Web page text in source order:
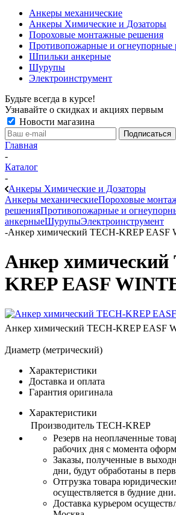
Анкеры механические
Анкеры Химические и Дозаторы
Пороховые монтажные решения
Противопожарные и огнеупорные
Шпильки анкерные
Шурупы
Электроинструмент
Будьте всегда в курсе!
Узнавайте о скидках и акциях первым
Новости магазина
Главная
-
Каталог
-
Анкеры Химические и Дозаторы
Анкеры механическиеПороховые
решенияПротивопожарные и
анкерныеШурупыЭлектроинструмент
-Анкер химический TECH-KREP EASF
Анкер химический
KREP EASF
Анкер химический TECH-KREP EASF
Диаметр (метрический)
Характеристики
Доставка и оплата
Гарантия оригинала
Характеристики
Производитель TECH-KREP
Резерв на неоплаченные
рабочих дня с момента
Заказы, полученные в
дни, будут обработаны в
Отгрузка товара
осуществляется в будние дни.
Доставка курьером